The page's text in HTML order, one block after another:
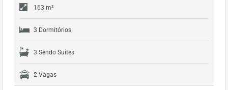
163 m²
3 Dormitórios
3 Sendo Suítes
2 Vagas